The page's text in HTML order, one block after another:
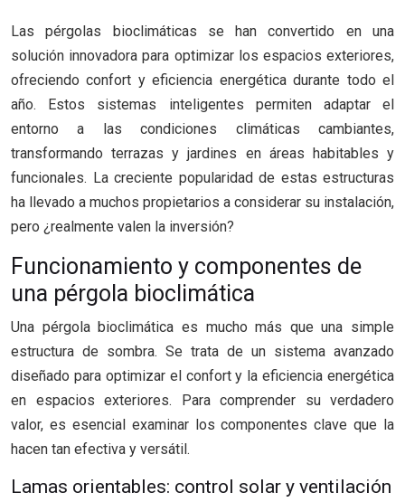
Las pérgolas bioclimáticas se han convertido en una
solución innovadora para optimizar los espacios exteriores,
ofreciendo confort y eficiencia energética durante todo el
año. Estos sistemas inteligentes permiten adaptar el
entorno a las condiciones climáticas cambiantes,
transformando terrazas y jardines en áreas habitables y
funcionales. La creciente popularidad de estas estructuras
ha llevado a muchos propietarios a considerar su instalación,
pero ¿realmente valen la inversión?
Funcionamiento y componentes de
una pérgola bioclimática
Una pérgola bioclimática es mucho más que una simple
estructura de sombra. Se trata de un sistema avanzado
diseñado para optimizar el confort y la eficiencia energética
en espacios exteriores. Para comprender su verdadero
valor, es esencial examinar los componentes clave que la
hacen tan efectiva y versátil.
Lamas orientables: control solar y ventilación